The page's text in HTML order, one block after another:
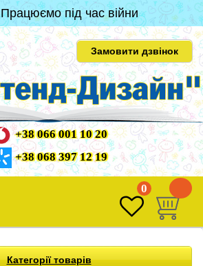
Працюємо під час війни
Замовити дзвінок
+38 066 001 10 20
+38 068 397 12 19
0
Категорії товарів